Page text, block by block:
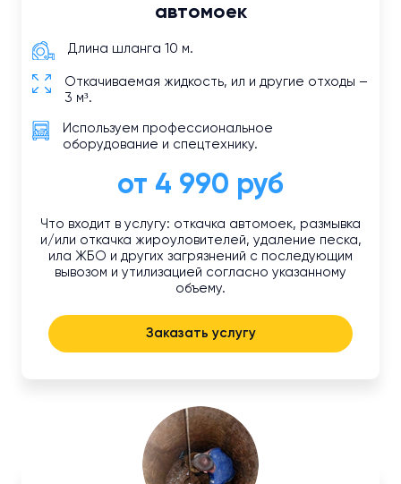
автомоек
Длина шланга 10 м.
Откачиваемая жидкость, ил и другие отходы –
3 м³.
Используем профессиональное
оборудование и спецтехнику.
от 4 990 руб
Что входит в услугу: откачка автомоек, размывка
и/или откачка жироуловителей, удаление песка,
ила ЖБО и других загрязнений с последующим
вывозом и утилизацией согласно указанному
объему.
Заказать услугу